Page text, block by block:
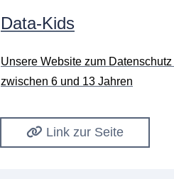
Data-Kids
Unsere Website zum
zwischen 6 und 13 Jahren
Link zur Seite